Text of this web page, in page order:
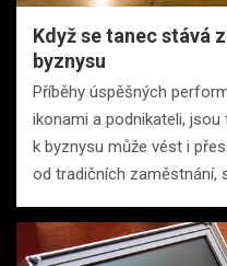
Když se tanec stává
byznysu
Příběhy úspěšných
ikonami a podnikateli,
k byznysu může vést i
od tradičních zaměstnání,